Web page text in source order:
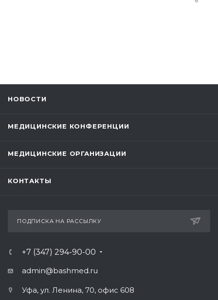
НОВОСТИ
МЕДИЦИНСКИЕ КОНФЕРЕНЦИИ
МЕДИЦИНСКИЕ ОРГАНИЗАЦИИ
КОНТАКТЫ
ПОДПИСКА НА РАССЫЛКУ
+7 (347) 294-90-00
admin@bashmed.ru
Уфа, ул. Ленина, 70, офис 608